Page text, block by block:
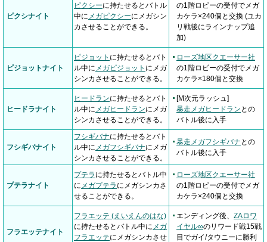
ピクシナイト
ピクシーに持たせるとバトル
中に メガピクシーにメガシン
カさせることができる。
の1階ロビーの受付でメガ
カケラ×240個と交換 (ユカ
リ戦後にラインナップ追
加)
ピジョットナイト
ピジョット に持たせるとバト
ル中に メガピジョット にメガ
シンカさせることができる。
ローズ地区クエーサー社
の1階ロビーの受付でメガ
カケラ×180個と交換
ヒードラナイト
ヒードランに持たせるとバト
ル中に メガヒードランにメガ
シンカさせることができる。
[M次元ラッシュ]
暴走メガヒードラン との
バトル後に入手
フシギバナイト
フシギバナに持たせるとバト
ル中に メガフシギバナにメガ
シンカさせることができる。
暴走メガフシギバナ との
バトル後に入手
プテラナイト
プテラ に持たせるとバトル中
に メガプテラ にメガシンカさ
せることができる。
ローズ地区クエーサー社
の1階ロビーの受付でメガ
カケラ×240個と交換
フラエッテナイト
フラエッテ (えいえんのはな)
に持たせるとバトル中に メガ
フラエッテにメガシンカさせ
エンディング後、 ZAロワ
イヤル∞のリワード戦15戦
目でガイ/タウニーに勝利